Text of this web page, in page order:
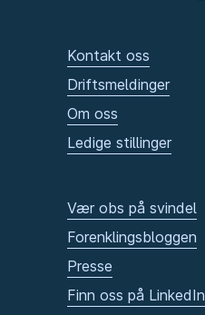
Kontakt oss
Driftsmeldinger
Om oss
Ledige stillinger
Vær obs på svindel
Forenklingsbloggen
Presse
Finn oss på LinkedIn